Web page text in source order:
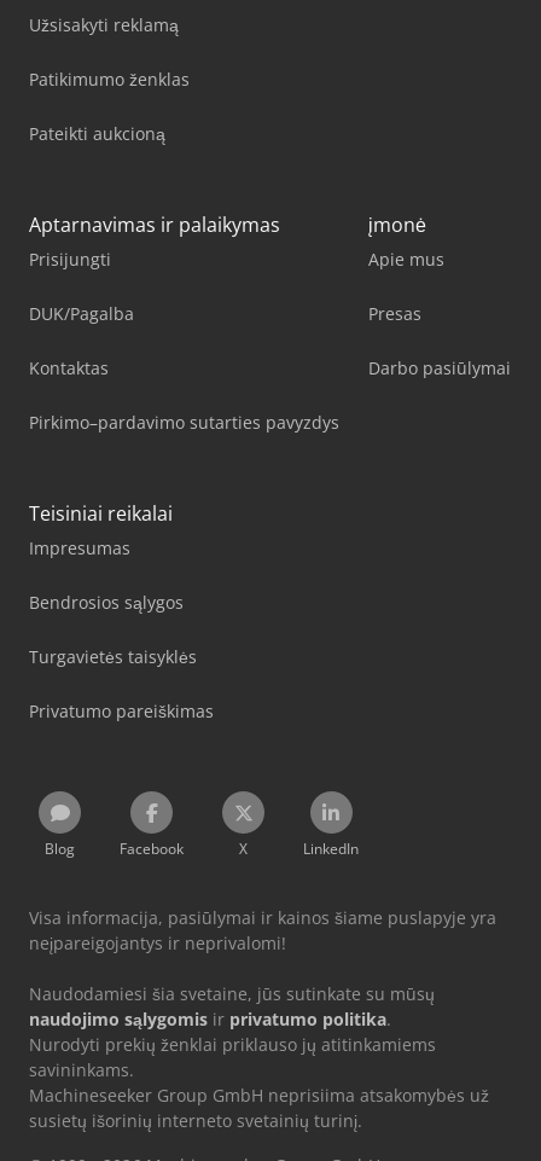
Užsisakyti reklamą
Patikimumo ženklas
Pateikti aukcioną
Aptarnavimas ir palaikymas
Prisijungti
DUK/Pagalba
Kontaktas
Pirkimo–pardavimo sutarties pavyzdys
įmonė
Apie mus
Presas
Darbo pasiūlymai
Teisiniai reikalai
Impresumas
Bendrosios sąlygos
Turgavietės taisyklės
Privatumo pareiškimas
Blog Facebook X LinkedIn
Visa informacija, pasiūlymai ir kainos šiame puslapyje yra
neįpareigojantys ir neprivalomi!
Naudodamiesi šia svetaine, jūs sutinkate su mūsų
naudojimo sąlygomis ir privatumo politika.
Nurodyti prekių ženklai priklauso jų atitinkamiems
savininkams.
Machineseeker Group GmbH neprisiima atsakomybės už
susietų išorinių interneto svetainių turinį.